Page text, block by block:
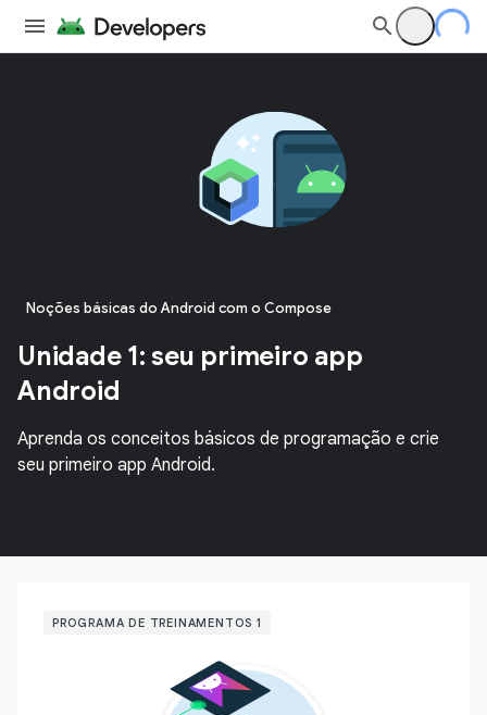
Noções básicas do Android com o Compose
Unidade 1: seu primeiro app
Android
Aprenda os conceitos básicos de programação e crie
seu primeiro app Android.
PROGRAMA DE TREINAMENTOS 1